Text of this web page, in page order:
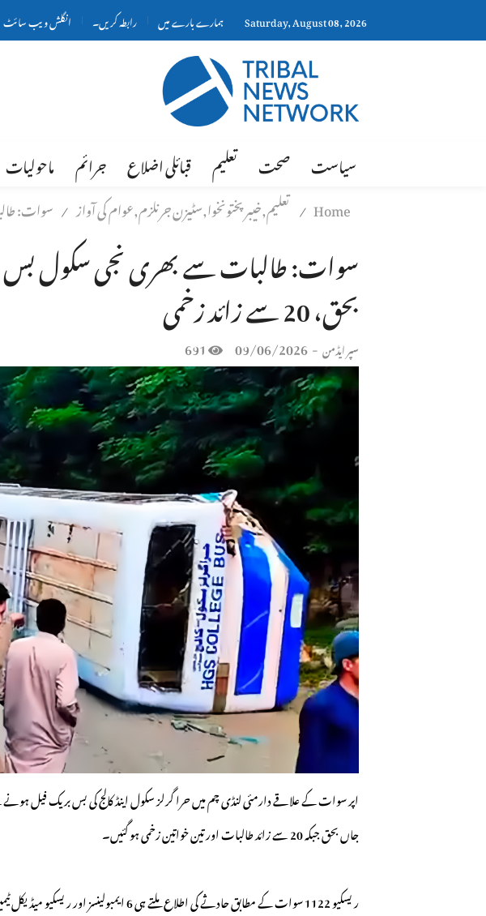
Saturday, August 08, 2026 ہمارے بارے میں رابطہ کریں۔ انگلش ویب سائٹ
سیاست صحت تعلیم قبائلی اضلاع جرائم ماحولیات
سوات: طالبات Home
/ تعلیم,خیبر پختونخوا,سٹیزن جرنلزم,عوام کی آواز /
بحق، 20 سے زائد زخمی
سپر ایڈمن -
09/06/2026
اپر سوات کے علاقے دارمئی لنڈی چم میں حرا گرلز سکول اینڈ کالج کی بس بریک فیل
جاں بحق جبکہ 20 سے زائد طالبات اور تین خواتین زخمی ہو گئیں۔
ریسکیو 1122 سوات کے مطابق حادثے کی اطلاع ملتے